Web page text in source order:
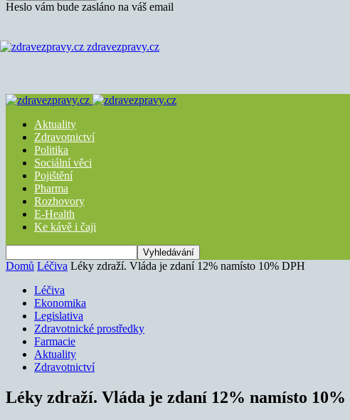
Heslo vám bude zasláno na váš email
zdravezpravy.cz
Aktuality
Zdravotnictví
Politika
Sociální věci
Pojištění
Pharma
Rozhovory
E-Health
Ke kávě i čaji
Domů Léčiva Léky zdraží. Vláda je zdaní 12% namísto 10% DPH
Léčiva
Ekonomika
Legislativa
Zdravotnické prostředky
Farmacie
Aktuality
Zdravotnictví
Léky zdraží. Vláda je zdaní 12% namísto